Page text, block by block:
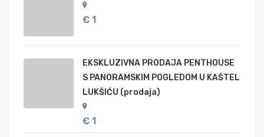
€ 1
EKSKLUZIVNA PRODAJA PENTHOUSE
S PANORAMSKIM POGLEDOM U KAŠTEL
LUKŠIĆU (prodaja)
€ 1